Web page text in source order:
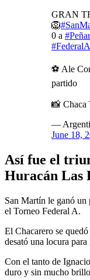
GRAN
🦁
0 a
#FederalA
⚽️ Ale
partido
📸 Chaca
—
June 18,
Así fue el
Huracán Las
San Martín le ganó un
el Torneo Federal A.
El Chacarero se
desató una locura
Con el tanto de
duro y sin mucho